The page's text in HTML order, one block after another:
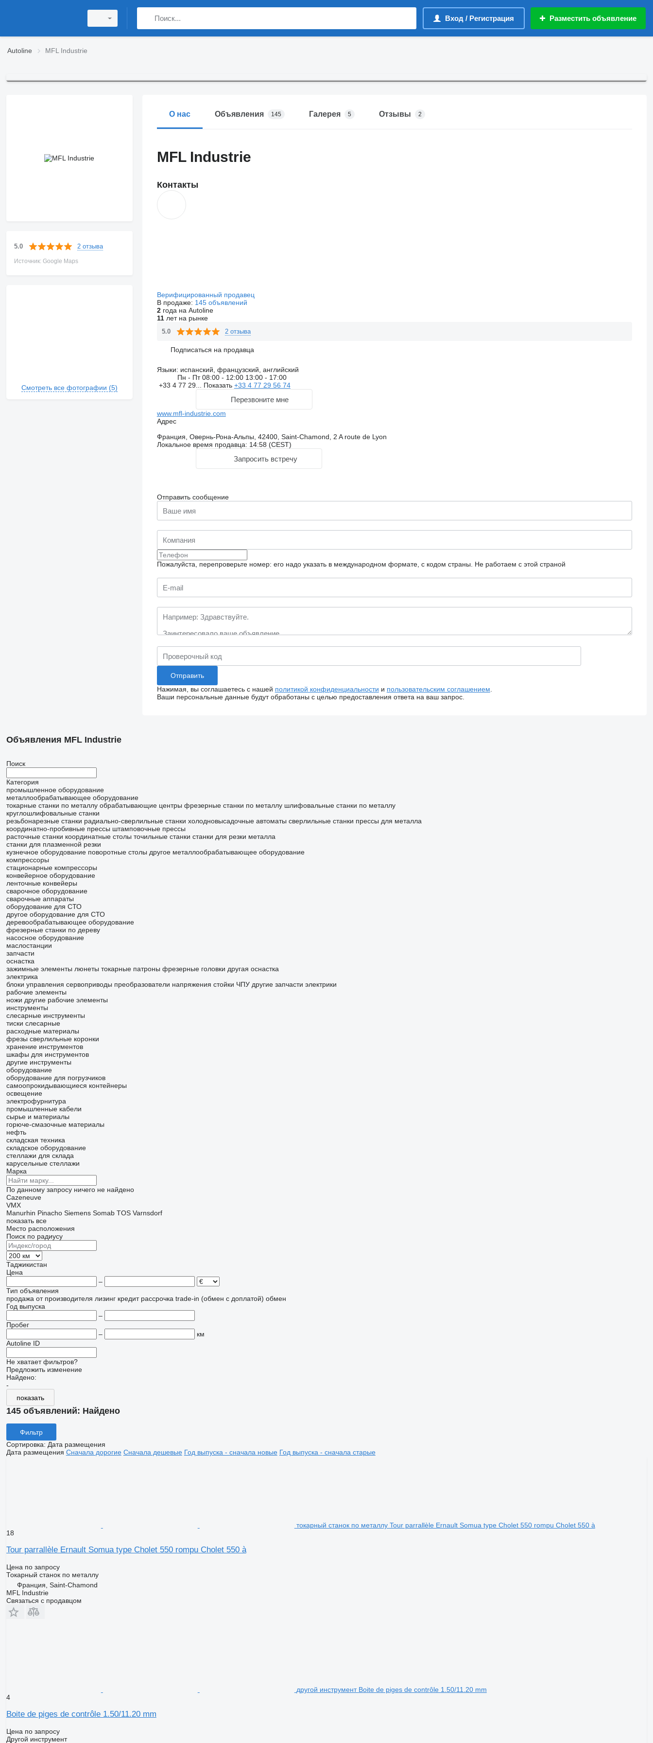
Вход / Регистрация Разместить объявление
Autoline MFL Industrie
5.0 2 отзыва
Источник: Google Maps
Смотреть все фотографии (5)
О нас Объявления 145 Галерея 5 Отзывы 2
MFL Industrie
Контакты
Верифицированный продавец
В продаже: 145 объявлений
2года на Autoline
11лет на рынке
5.0 2 отзыва
Подписаться на продавца
Языки: испанский, французский, английский
Пн - Пт08:00 - 12:00 13:00 - 17:00
+33 4 77 29... Показать +33 4 77 29 56 74
Перезвоните мне
www.mfl-industrie.com
Адрес
Франция, Овернь-Рона-Альпы, 42400, Saint-Chamond, 2 A route de Lyon
Локальное время продавца: 14:58 (CEST)
Запросить встречу
Отправить сообщение
Пожалуйста, перепроверьте номер: его надо указать в международном формате, с кодом страны. Не работаем с этой страной
Нажимая, вы соглашаетесь с нашей политикой конфиденциальности и пользовательским соглашением
Ваши персональные данные будут обработаны с целью предоставления ответа на ваш запрос.
Объявления MFL Industrie
Поиск
Категория
промышленное оборудование
металлообрабатывающее оборудование
токарные станки по металлу обрабатывающие центры фрезерные станки по металлу шлифовальные станки по металлу
круглошлифовальные станки
резьбонарезные станки радиально-сверлильные станки холодновысадочные автоматы сверлильные станки прессы для металла
координатно-пробивные прессы штамповочные прессы
расточные станки координатные столы точильные станки станки для резки металла
станки для плазменной резки
кузнечное оборудование поворотные столы другое металлообрабатывающее оборудование
компрессоры
стационарные компрессоры
конвейерное оборудование
ленточные конвейеры
сварочное оборудование
сварочные аппараты
оборудование для СТО
другое оборудование для СТО
деревообрабатывающее оборудование
фрезерные станки по дереву
насосное оборудование
маслостанции
запчасти
оснастка
зажимные элементы люнеты токарные патроны фрезерные головки другая оснастка
электрика
блоки управления сервоприводы преобразователи напряжения стойки ЧПУ другие запчасти электрики
рабочие элементы
ножи другие рабочие элементы
инструменты
слесарные инструменты
тиски слесарные
расходные материалы
фрезы сверлильные коронки
хранение инструментов
шкафы для инструментов
другие инструменты
оборудование
оборудование для погрузчиков
самоопрокидывающиеся контейнеры
освещение
электрофурнитура
промышленные кабели
сырье и материалы
горюче-смазочные материалы
нефть
складская техника
складское оборудование
стеллажи для склада
карусельные стеллажи
Марка
По данному запросу ничего не найдено
Cazeneuve
VMX
Manurhin Pinacho Siemens Somab TOS Varnsdorf
показать все
Место расположения
Поиск по радиусу
Таджикистан
Цена
–
Тип объявления
продажа от производителя лизинг кредит рассрочка trade-in (обмен с доплатой) обмен
Год выпуска
–
Пробег
–
км
Autoline ID
Не хватает фильтров?
Предложить изменение
Найдено:
-
показать
145 объявлений: Найдено
Фильтр
Сортировка: Дата размещения
Дата размещения Сначала дорогие Сначала дешевые Год выпуска - сначала новые Год выпуска - сначала старые
токарный станок по металлу Tour parrallèle Ernault Somua type Cholet 550 rompu Cholet 550 à
18
Tour parrallèle Ernault Somua type Cholet 550 rompu Cholet 550 à
Цена по запросу
Токарный станок по металлу
Франция, Saint-Chamond
MFL Industrie
Связаться с продавцом
другой инструмент Boite de piges de contrôle 1.50/11.20 mm
4
Boite de piges de contrôle 1.50/11.20 mm
Цена по запросу
Другой инструмент